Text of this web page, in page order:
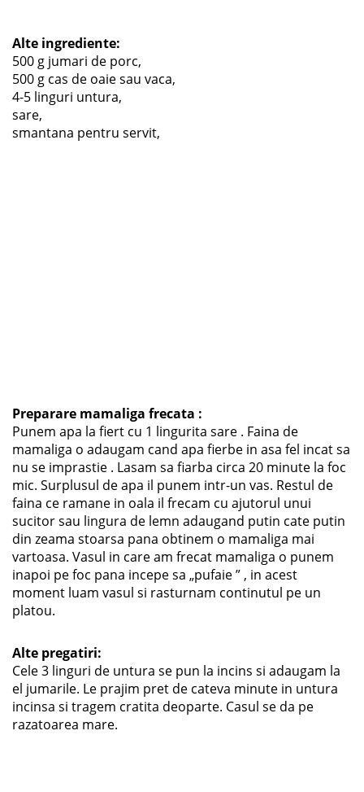
Alte ingrediente:
500 g jumari de porc,
500 g cas de oaie sau vaca,
4-5 linguri untura,
sare,
smantana pentru servit,
Preparare mamaliga frecata :
Punem apa la fiert cu 1 lingurita sare . Faina de
mamaliga o adaugam cand apa fierbe in asa fel incat sa
nu se imprastie . Lasam sa fiarba circa 20 minute la foc
mic. Surplusul de apa il punem intr-un vas. Restul de
faina ce ramane in oala il frecam cu ajutorul unui
sucitor sau lingura de lemn adaugand putin cate putin
din zeama stoarsa pana obtinem o mamaliga mai
vartoasa. Vasul in care am frecat mamaliga o punem
inapoi pe foc pana incepe sa „pufaie ” , in acest
moment luam vasul si rasturnam continutul pe un
platou.
Alte pregatiri:
Cele 3 linguri de untura se pun la incins si adaugam la
el jumarile. Le prajim pret de cateva minute in untura
incinsa si tragem cratita deoparte. Casul se da pe
razatoarea mare.